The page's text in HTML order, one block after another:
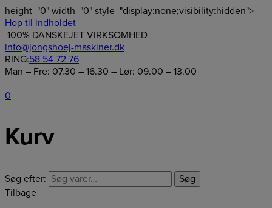
height="0" width="0" style="display:none;visibility:hidden">
Hop til indholdet
100% DANSKEJET VIRKSOMHED
info@jongshoej-maskiner.dk
RING:58 54 72 76
Man – Fre: 07.30 – 16.30 – Lør: 09.00 – 13.00
0
Kurv
Søg efter:
Søg
Tilbage